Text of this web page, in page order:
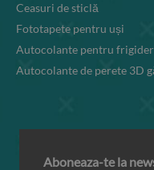
Ceasuri de sticlă
Fototapete pentru uși
Autocolante pentru frigider
Autocolante de perete 3D
Aboneaza-te la